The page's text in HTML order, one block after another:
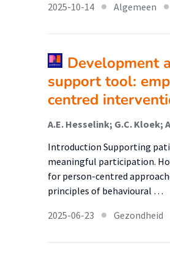
2025-10-14
Algemeen
Development
support tool:
centred
Introduction Supporting
meaningful participation.
for person-centred
principles of behavioural …
2025-06-23
Gezondheid